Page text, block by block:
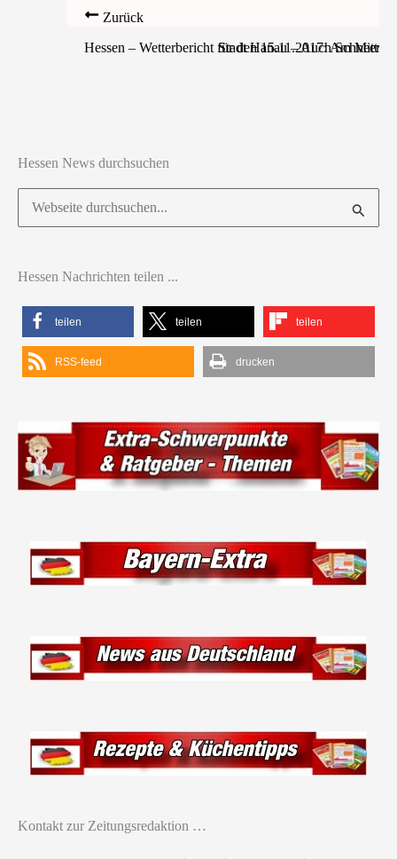
Zurück
Hessen – Wetterbericht für den 15.11.2017: Am
Stadt Hanau – Auch
Hessen News durchsuchen
Suchen
nach:
Hessen Nachrichten teilen ...
teilen teilen teilen
RSS-feed drucken
Kontakt zur Zeitungsredaktion …